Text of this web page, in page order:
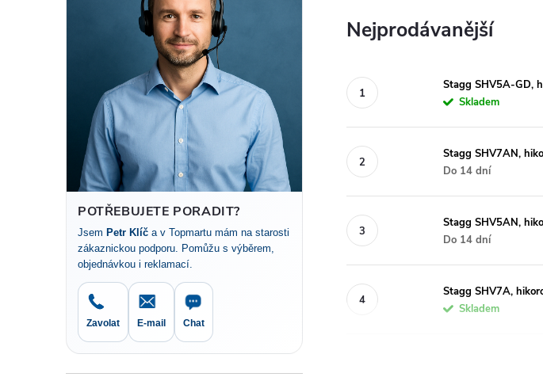
a
n
n
p
POTŘEBUJETE PORADIT?
Jsem Petr Klíč a v Topmartu mám na starosti
zákaznickou podporu. Pomůžu s výběrem,
objednávkou i reklamací.
Zavolat E-mail Chat
Nejprodávanější
Stagg SHV5A-GD,
Skladem
Stagg SHV7AN,
Do 14 dní
Stagg SHV5AN,
Do 14 dní
Stagg SHV7A,
Skladem